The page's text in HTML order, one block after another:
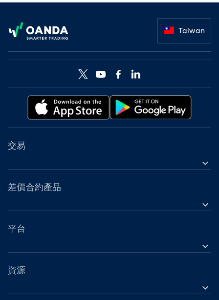
Taiwan
交易
expand_more
差價合約金融工具
工具
差價合約產品
expand_more
外匯
平台
expand_more
OANDA 行動裝置
資源
expand_more
帮助